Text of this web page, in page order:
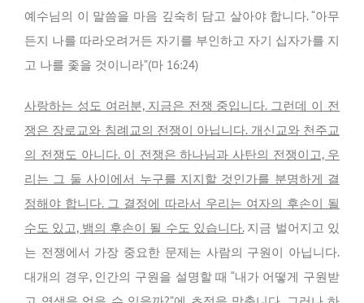
예수님의 이 말씀을 마음 깊숙히 담고 살아야 합니다. “아무
든지 나를 따라오려거든 자기를 부인하고 자기 십자가를 지
고 나를 좇을 것이니라”(마 16:24)
사랑하는 성도 여러분, 지금은 전쟁 중입니다. 그런데 이 전
쟁은 장로교와 침례교의 전쟁이 아닙니다. 개신교와 천주교
의 전쟁도 아니다. 이 전쟁은 하나님과 사탄의 전쟁이고, 우
리는 그 둘 사이에서 누구를 지지할 것인가를 분명하게 결
정해야 합니다. 그 결정에 따라서 우리는 여자의 후손이 될
수도 있고, 뱀의 후손이 될 수도 있습니다.지금 벌어지고 있
는 전쟁에서 가장 중요한 문제는 사람의 구원이 아닙니다.
대개의 경우, 인간의 구원을 설명할 때 “내가 어떻게 구원받